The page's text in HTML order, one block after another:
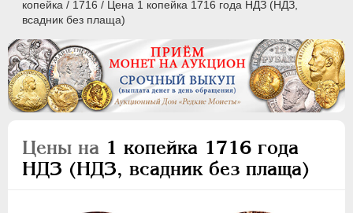
копейка / 1716 / Цена 1 копейка 1716 года НДЗ (НДЗ,
всадник без плаща)
Цены на 1 копейка 1716 года
НДЗ (НДЗ, всадник без плаща)
ПEТР I 1699 - 1725
Серебро
Медь